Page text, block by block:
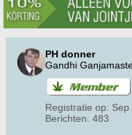
PH donner
Gandhi
Registratie op: Sep
Berichten: 483